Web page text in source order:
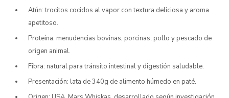
Atún: trocitos cocidos al vapor con textura deliciosa y aroma
apetitoso.
Proteína: menudencias bovinas, porcinas, pollo y pescado de
origen animal.
Fibra: natural para tránsito intestinal y digestión saludable.
Presentación: lata de 340g de alimento húmedo en paté.